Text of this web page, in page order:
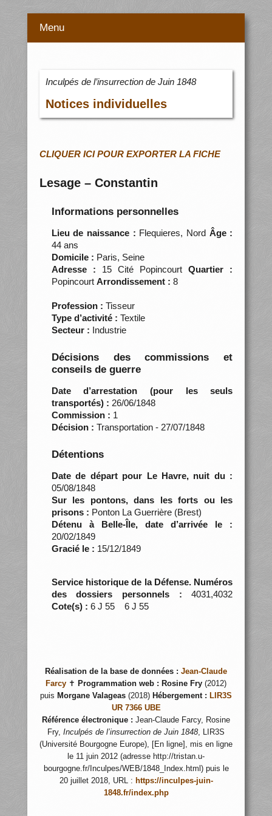
Menu
Inculpés de l’insurrection de Juin 1848
Notices individuelles
CLIQUER ICI POUR EXPORTER LA FICHE
Lesage – Constantin
Informations personnelles
Lieu de naissance : Flequieres, NordÂge :
44 ans
Domicile : Paris, Seine
Adresse : 15 Cité PopincourtQuartier :
Popincourt Arrondissement : 8
Profession : Tisseur
Type d’activité : Textile
Secteur : Industrie
Décisions des commissions et
conseils de guerre
Date d’arrestation (pour les seuls
transportés) : 26/06/1848
Commission : 1
Décision : Transportation - 27/07/1848
Détentions
Date de départ pour Le Havre, nuit du :
05/08/1848
Sur les pontons, dans les forts ou les
prisons : Ponton La Guerrière (Brest)
Détenu à Belle-Île, date d’arrivée le :
20/02/1849
Gracié le : 15/12/1849
Service historique de la Défense. Numéros
des dossiers personnels :4031,4032
Cote(s) : 6 J 55 6 J 55
Réalisation de la base de données : Jean-Claude
Farcy ✝ Programmation web : Rosine Fry (2012)
puis Morgane Valageas (2018) Hébergement : LIR3S
UR 7366 UBE
Référence électronique : Jean-Claude Farcy, Rosine
Fry, Inculpés de l’insurrection de Juin 1848, LIR3S
(Université Bourgogne Europe), [En ligne], mis en ligne
le 11 juin 2012 (adresse http://tristan.u-
bourgogne.fr/Inculpes/WEB/1848_Index.html) puis le
20 juillet 2018, URL : https://inculpes-juin-
1848.fr/index.php